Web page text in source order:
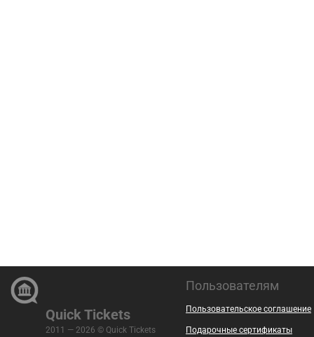
Quick Tickets
2011 — 2026 © Quick Tickets
Пользователям
Пользовательское соглашение
Подарочные сертификаты